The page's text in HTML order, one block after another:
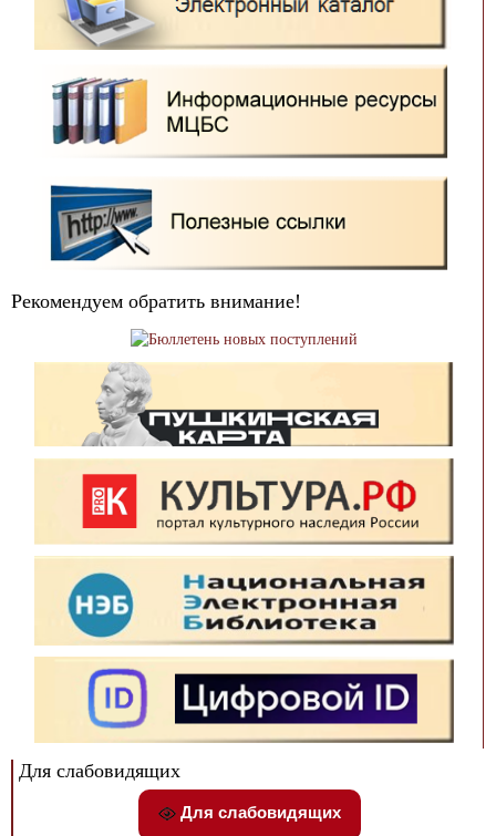
Рекомендуем обратить внимание!
Для слабовидящих
Для слабовидящих